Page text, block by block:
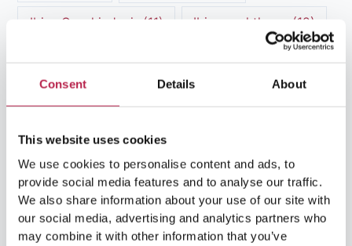
Consent Details About
This website uses cookies
We use cookies to personalise content and ads, to
provide social media features and to analyse our traffic.
We also share information about your use of our site with
our social media, advertising and analytics partners who
may combine it with other information that you’ve
Ibiza Geschiedenis (11) Ibiza nachtleven (12)
Ibiza restaurants Ibiza stranden
Ibiza Villa Verhuur (6) luxe vakantie(5)
Luxe villa's Ibiza(43) luxe villas(13)
Luxe Villa Verhuur(12)